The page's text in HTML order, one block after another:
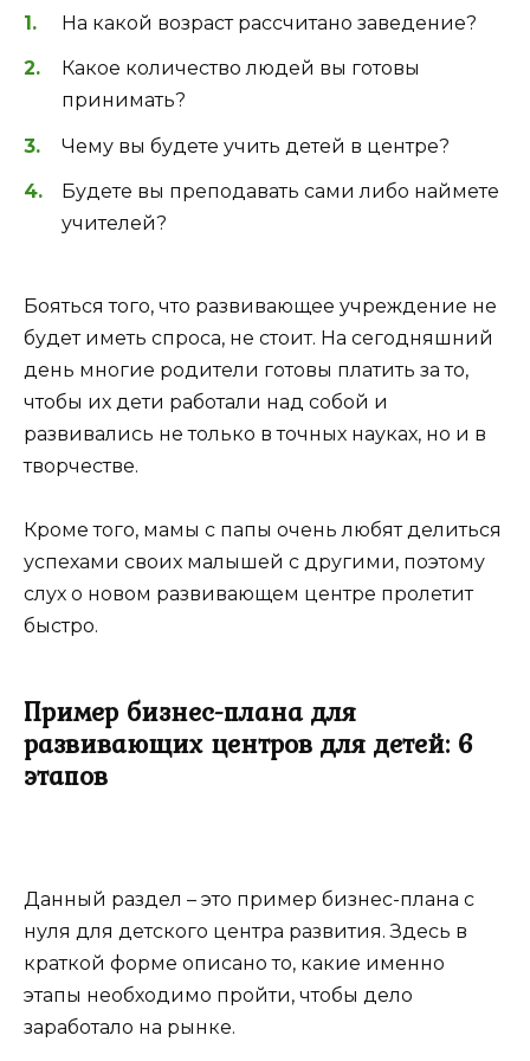
На какой возраст рассчитано заведение?
Какое количество людей вы готовы
принимать?
Чему вы будете учить детей в центре?
Будете вы преподавать сами либо наймете
учителей?
Бояться того, что развивающее учреждение не
будет иметь спроса, не стоит. На сегодняшний
день многие родители готовы платить за то,
чтобы их дети работали над собой и
развивались не только в точных науках, но и в
творчестве.
Кроме того, мамы с папы очень любят делиться
успехами своих малышей с другими, поэтому
слух о новом развивающем центре пролетит
быстро.
Пример бизнес-плана для
развивающих центров для детей: 6
этапов
Данный раздел – это пример бизнес-плана с
нуля для детского центра развития. Здесь в
краткой форме описано то, какие именно
этапы необходимо пройти, чтобы дело
заработало на рынке.